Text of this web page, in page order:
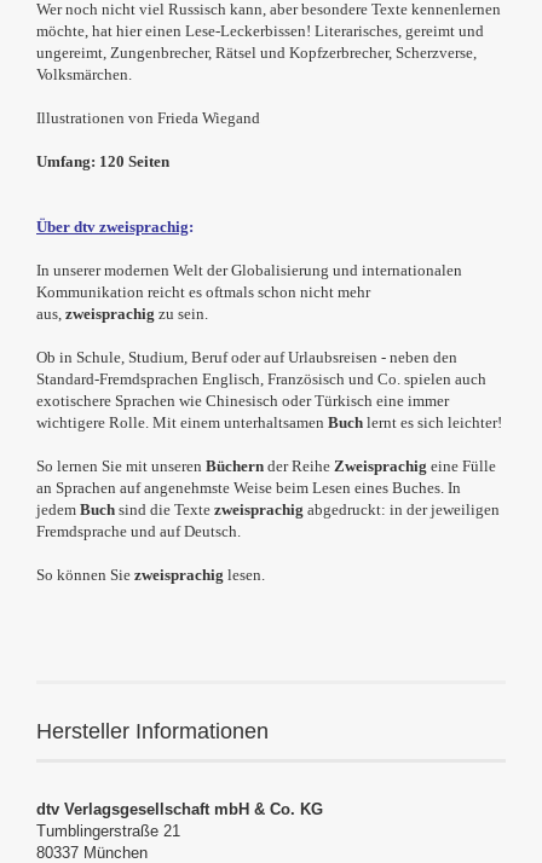
Wer noch nicht viel Russisch kann, aber besondere Texte kennenlernen
möchte, hat hier einen Lese-Leckerbissen! Literarisches, gereimt und
ungereimt, Zungenbrecher, Rätsel und Kopfzerbrecher, Scherzverse,
Volksmärchen.
Illustrationen von Frieda Wiegand
Umfang: 120 Seiten
Über dtv zweisprachig:
In unserer modernen Welt der Globalisierung und internationalen
Kommunikation reicht es oftmals schon nicht mehr
aus, zweisprachig zu sein.
Ob in Schule, Studium, Beruf oder auf Urlaubsreisen - neben den
Standard-Fremdsprachen Englisch, Französisch und Co. spielen auch
exotischere Sprachen wie Chinesisch oder Türkisch eine immer
wichtigere Rolle. Mit einem unterhaltsamen Buch lernt es sich leichter!
So lernen Sie mit unseren Büchern der Reihe Zweisprachig eine Fülle
an Sprachen auf angenehmste Weise beim Lesen eines Buches. In
jedem Buch sind die Texte zweisprachig abgedruckt: in der jeweiligen
Fremdsprache und auf Deutsch.
So können Sie zweisprachig lesen.
Hersteller Informationen
dtv Verlagsgesellschaft mbH & Co. KG
Tumblingerstraße 21
80337 München